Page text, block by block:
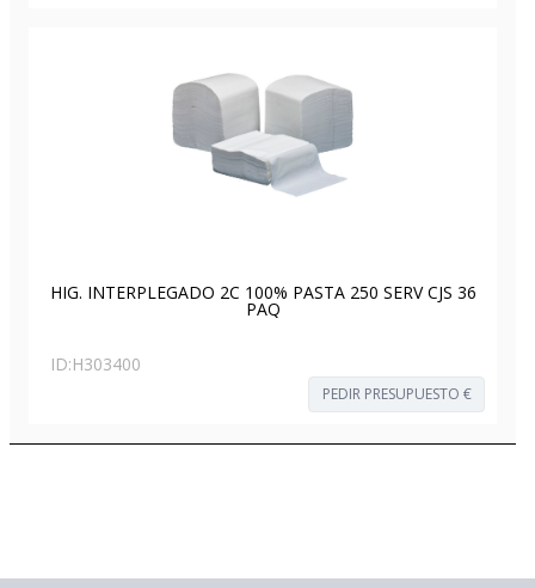
HIG. INTERPLEGADO 2C 100% PASTA 250 SERV CJS 36
PAQ
ID:H303400
PEDIR PRESUPUESTO €